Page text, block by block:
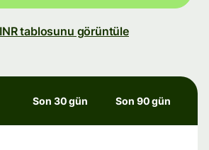
tablosunu görüntüle
Son 30 gün Son 90 gün